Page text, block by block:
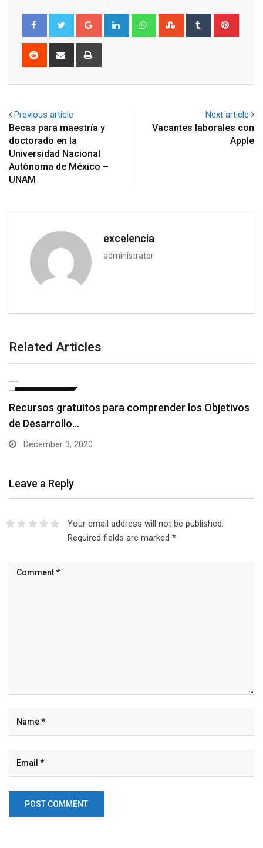
Google+ LinkedIn WhatsappStumbleUpon
Tumblr
Reddit
Share
Previous article
Becas para maestría y
doctorado en la
Universidad Nacional
Autónoma de México –
UNAM
Next article
Vacantes laborales con
Apple
excelencia
administrator
Related Articles
Recursos gratuitos para comprender los Objetivos
de Desarrollo…
December 3, 2020
Leave a Reply
Your email address will not be published.
Required fields are marked *